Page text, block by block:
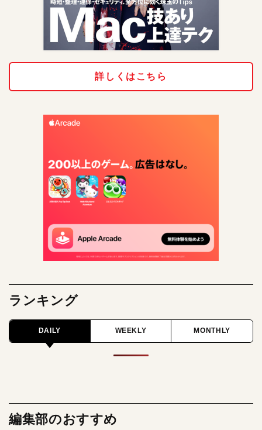
詳しくはこちら
ランキング
DAILY WEEKLY MONTHLY
編集部のおすすめ